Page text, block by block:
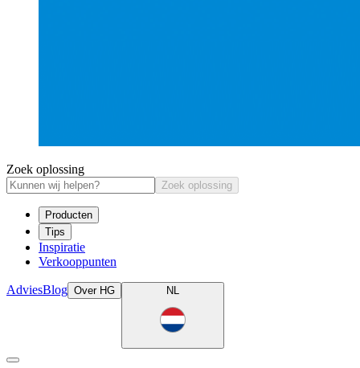
Zoek oplossing
Zoek oplossing
Producten
Tips
Inspiratie
Verkooppunten
AdviesBlog Over HG NL